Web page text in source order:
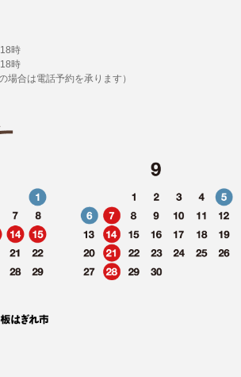
時
時
場合は電話予約を承ります）